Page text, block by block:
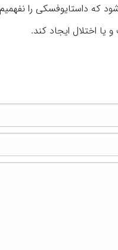
که داستایوفسکی را
یا اختلال ایجاد کند.